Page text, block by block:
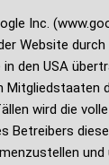
Inc.
Website
den USA
wird die